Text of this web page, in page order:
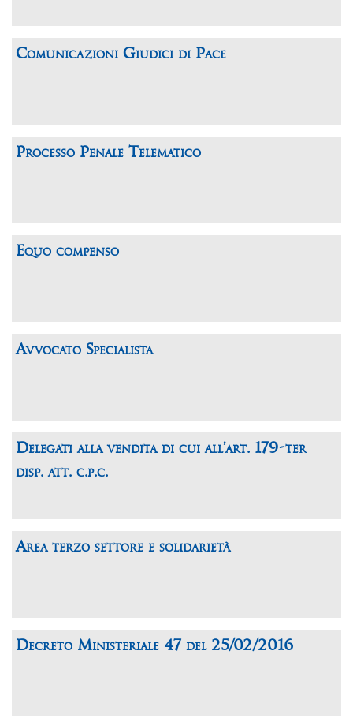
Comunicazioni Giudici di Pace
Processo Penale Telematico
Equo compenso
Avvocato Specialista
Delegati alla vendita di cui all’art. 179-ter
disp. att. c.p.c.
Area terzo settore e solidarietà
Decreto Ministeriale 47 del 25/02/2016